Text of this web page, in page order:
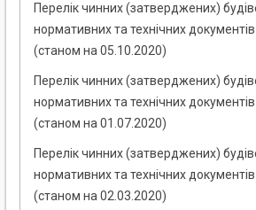
Перелік чинних (затверджених)
нормативних та технічних
(станом на 05.10.2020)
Перелік чинних (затверджених)
нормативних та технічних
(станом на 01.07.2020)
Перелік чинних (затверджених)
нормативних та технічних
(станом на 02.03.2020)